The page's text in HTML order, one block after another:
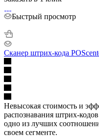
Быстрый просмотр
Сканер штрих-кода
Невысокая стоимость и
распознавания штрих-
одно из лучших
своем сегменте.